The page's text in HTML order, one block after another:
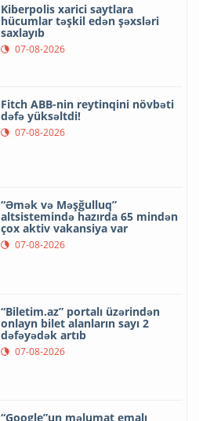
Kiberpolis xarici saytlara
hücumlar təşkil edən şəxsləri
saxlayıb
07-08-2026
Fitch ABB-nin reytinqini növbəti
dəfə yüksəltdi!
07-08-2026
“Əmək və Məşğulluq”
altsistemində hazırda 65 mindən
çox aktiv vakansiya var
07-08-2026
“Biletim.az” portalı üzərindən
onlayn bilet alanların sayı 2
dəfəyədək artıb
07-08-2026
“Google”un məlumat emalı